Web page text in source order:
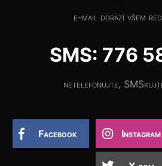
e-mail dorazí všem
SMS: 776
netelefonujte,
Facebook Instagram